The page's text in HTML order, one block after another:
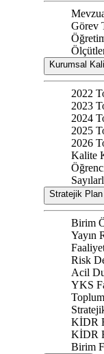
Görev
Kurumsal
2022
2023
2024
2025
2026
Kalite
Stratejik
Birim
Yayın
Risk
Acil
YKS
KİDR
KİDR
Birim